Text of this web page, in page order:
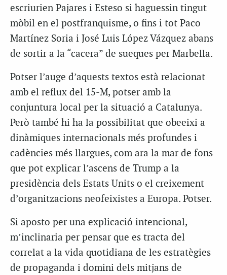
escriurien Pajares i Esteso si haguessin tingut
mòbil en el postfranquisme, o fins i tot Paco
Martínez Soria i José Luis López Vázquez abans
de sortir a la “cacera” de sueques per Marbella.
Potser l’auge d’aquests textos està relacionat
amb el reflux del 15-M, potser amb la
conjuntura local per la situació a Catalunya.
Però també hi ha la possibilitat que obeeixi a
dinàmiques internacionals més profundes i
cadències més llargues, com ara la mar de fons
que pot explicar l’ascens de Trump a la
presidència dels Estats Units o el creixement
d’organitzacions neofeixistes a Europa. Potser.
Si aposto per una explicació intencional,
m’inclinaria per pensar que es tracta del
correlat a la vida quotidiana de les estratègies
de propaganda i domini dels mitjans de